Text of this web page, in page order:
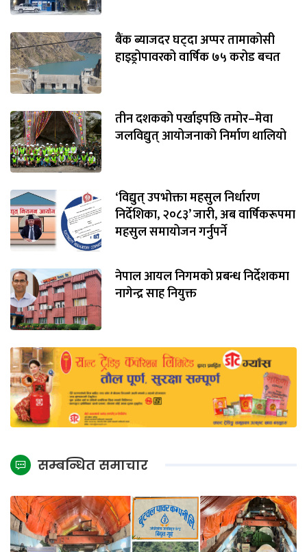
बैंक ब्याजदर घट्दा अप्पर तामाकोसी
हाइड्रोपावरको वार्षिक ७५ करोड बचत
तीन दशकको पर्खाइपछि तमोर–मेवा
जलविद्युत् आयोजनाको निर्माण थालियो
‘विद्युत् उपभोक्ता महसुल निर्धारण
निर्देशिका, २०८३’ जारी, अब वार्षिकरूपमा
महसुल समायोजन गर्नुपर्ने
नेपाल आयल निगमको प्रबन्ध निर्देशकमा
नागेन्द्र साह नियुक्त
सम्बन्धित समाचार